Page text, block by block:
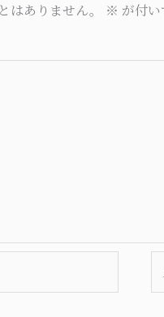
はありません。 ※ が付
ー